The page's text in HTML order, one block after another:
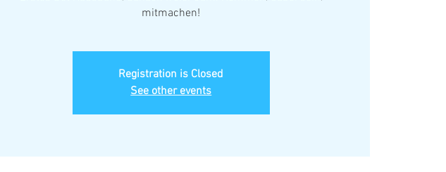
mitmachen!
Registration is Closed
See other events